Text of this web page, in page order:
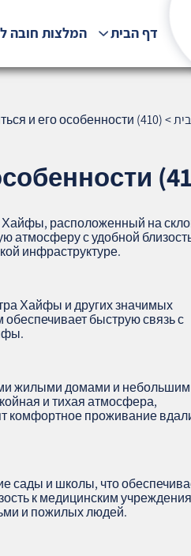
1. Рамат-
находиться и
דף הבית המלצות חובה
>
и его особенности (410)
расположенный на
атмосферу с удобной
инфраструктуре.
Хайфы и других значимых
быструю связь с
жилыми домами и
и тихая атмосфера,
комфортное проживание
сады и школы, что
к медицинским
и пожилых людей.